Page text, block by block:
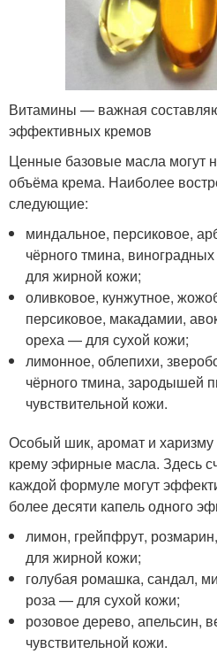
Витамины — важная
эффективных кремов
Ценные базовые масла могут
объёма крема. Наиболее
следующие:
миндальное, персиковое,
чёрного тмина,
для жирной кожи;
оливковое, кунжутное,
персиковое, макадамии,
ореха — для сухой кожи;
лимонное, облепихи,
чёрного тмина, зародышей
чувствительной кожи.
Особый шик, аромат и
крему эфирные масла. Здесь
каждой формуле могут
более десяти капель одного
лимон, грейпфрут,
для жирной кожи;
голубая ромашка, сандал,
роза — для сухой кожи;
розовое дерево, апельсин,
чувствительной кожи.